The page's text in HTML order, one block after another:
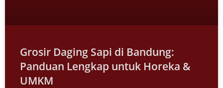
Grosir Daging Sapi di Bandung:
Panduan Lengkap untuk Horeka &
UMKM